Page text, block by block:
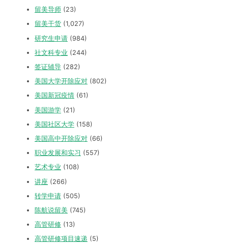
留美导师 (23)
留美干货 (1,027)
研究生申请 (984)
社文科专业 (244)
签证辅导 (282)
美国大学开除应对 (802)
美国新冠疫情 (61)
美国游学 (21)
美国社区大学 (158)
美国高中开除应对 (66)
职业发展和实习 (557)
艺术专业 (108)
讲座 (266)
转学申请 (505)
陈航说留美 (745)
高管研修 (13)
高管研修项目速递 (5)